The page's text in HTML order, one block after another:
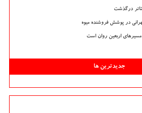
درگذشت
اربعین روان است
جدیدترین ها